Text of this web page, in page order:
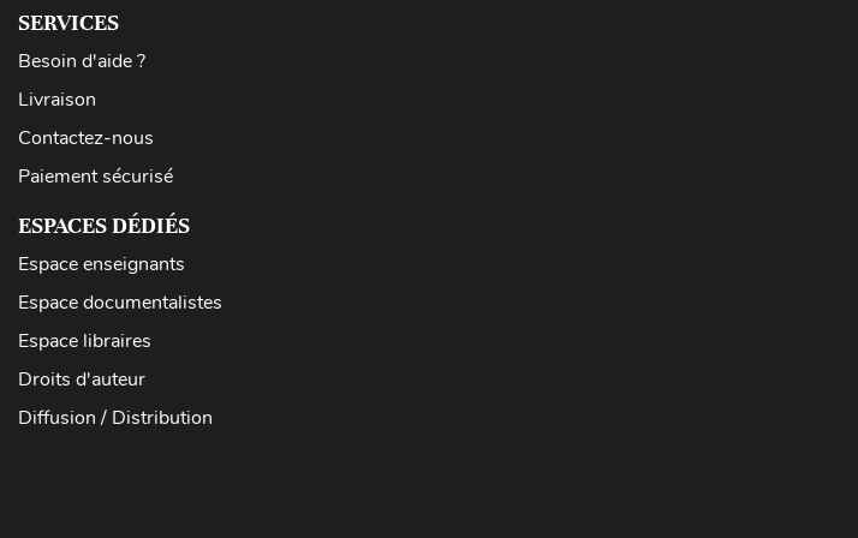
SERVICES
Besoin d'aide ?
Livraison
Contactez-nous
Paiement sécurisé
ESPACES DÉDIÉS
Espace enseignants
Espace documentalistes
Espace libraires
Droits d'auteur
Diffusion / Distribution